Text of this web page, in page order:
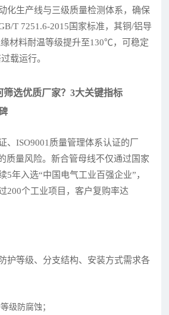
化生产线与三级质量检测体系，确保
T 7251.6-2015国家标准，其铜/铝导
材料耐温等级提升至130℃，可稳定
载运行。
筛选优质厂家？3大关键指标
、ISO9001质量管理体系认证的厂
质量风险。新合管母线不仅通过国家
5年入选“中国电气工业百强企业”，
200个工业项目，客户复购率达
护等级、分支结构、安装方式需求各
级防腐蚀；